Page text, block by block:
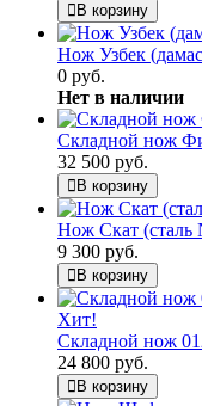
В корзину
Нож Узбек
0 руб.
Нет в наличии
Складной нож
32 500 руб.
В корзину
Нож Скат (сталь
9 300 руб.
В корзину
Хит!
Складной нож
24 800 руб.
В корзину